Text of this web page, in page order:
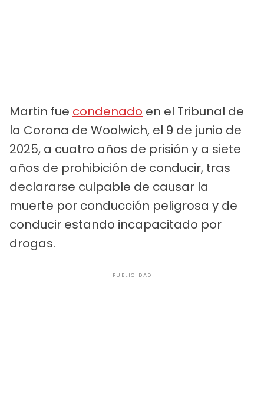
Martin fue condenado en el Tribunal de
la Corona de Woolwich, el 9 de junio de
2025, a cuatro años de prisión y a siete
años de prohibición de conducir, tras
declararse culpable de causar la
muerte por conducción peligrosa y de
conducir estando incapacitado por
drogas.
PUBLICIDAD